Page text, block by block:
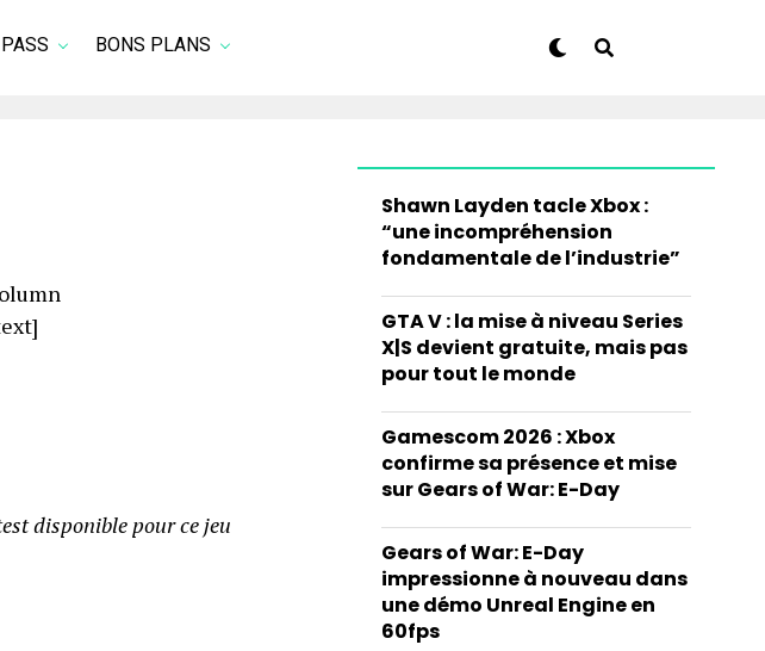
BONS PLANS
disponible pour ce jeu
Shawn Layden tacle Xbox :
“une incompréhension
fondamentale de l’industrie”
GTA V : la mise à niveau Series
X|S devient gratuite, mais pas
pour tout le monde
Gamescom 2026 : Xbox
confirme sa présence et mise
sur Gears of War: E-Day
Gears of War: E-Day
impressionne à nouveau dans
une démo Unreal Engine en
60fps